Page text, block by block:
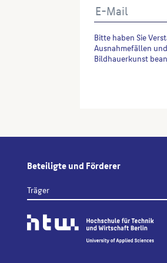
Bitte haben Sie
Ausnahmefällen
Bildhauerkunst
Beteiligte und Förderer
Träger